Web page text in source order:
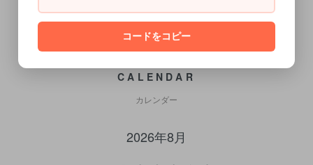
CALENDAR
カレンダー
2026年8月
コードをコピー